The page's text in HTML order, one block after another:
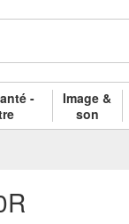
-
Image &
son